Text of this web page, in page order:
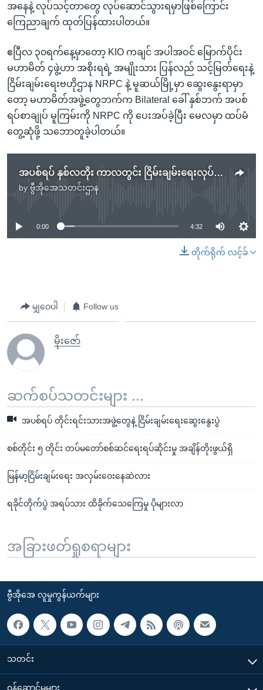
အနေနဲ့ လုပ်သင့်တာတွေ လုပ်ဆောင်သွားရမှာဖြစ်ကြောင်း
ကြေညာချက် ထုတ်ပြန်ထားပါတယ်။
ဧပြီလ ၃၀ရက်နေ့မှာတော့ KIO ကချင် အပါအဝင် မြောက်ပိုင်း
မဟာမိတ် ၄ဖွဲ့ဟာ အစိုးရရဲ့ အမျိုးသား ပြန်လည် သင့်မြတ်ရေးနဲ့
ငြိမ်းချမ်းရေးဗဟိုဌာန NRPC နဲ့ မူဆယ်မြို့မှာ ဆွေးနွေးရာမှာ
တော့ မဟာမိတ်အဖွဲ့တွေဘက်က Bilateral ခေါ် နှစ်ဘက် အပစ်
ရပ်စာချုပ် မူကြမ်းကို NRPC ကို ပေးအပ်ခဲ့ပြီး မေလမှာ ထပ်မံ
တွေ့ဆုံဖို့ သဘောတူခဲ့ပါတယ်။
အပစ်ရပ် နှစ်လတိုး ကာလတွင်း ငြိမ်းချမ်းရေးလုပ်ငန်းစဉ် အရှိန်မြှင့်မည်
by ဗွီအိုအေသတင်းဌာန
No media source currently available
0:00 4:32
တိုက်ရိုက် လင့်ခ်
မျှဝေပါ Follow us
မိုးဇော်
ဆက်စပ်သတင်းများ ...
အပစ်ရပ် တိုင်းရင်းသားအဖွဲ့တွေနဲ့ ငြိမ်းချမ်းရေးဆွေးနွေးပွဲ
စစ်တိုင်း ၅ တိုင်း တပ်မတော်စစ်ဆင်ရေးရပ်ဆိုင်းမှု အချိန်တိုးဖွယ်ရှိ
မြန်မာ့ငြိမ်းချမ်းရေး အလှမ်းဝေးနေဆဲလား
ရခိုင်တိုက်ပွဲ အရပ်သား ထိခိုက်သေကြေမှု ပိုများလာ
အခြားဖတ်ရှုစရာများ
ဗွီအိုအေ လူမှုကွန်ယက်များ
သတင်း
၀န်ဆောင်မှုများ